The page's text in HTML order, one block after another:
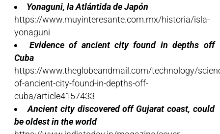
Yonaguni, la Atlántida de Japón
https://www.muyinteresante.com.mx/historia/isla-
yonaguni
Evidence of ancient city found in depths off
Cuba
https://www.theglobeandmail.com/technology/
of-ancient-city-found-in-depths-off-
cuba/article4157433
Ancient city discovered off Gujarat coast, could
be oldest in the world